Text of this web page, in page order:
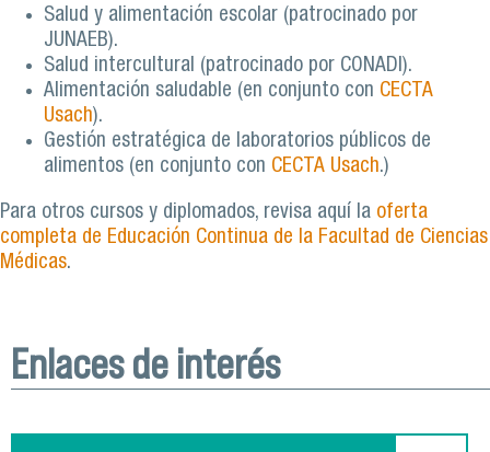
Salud y alimentación escolar (patrocinado por
JUNAEB).
Salud intercultural (patrocinado por CONADI).
Alimentación saludable (en conjunto con CECTA
Usach).
Gestión estratégica de laboratorios públicos de
alimentos (en conjunto con CECTA Usach.)
Para otros cursos y diplomados, revisa aquí la oferta
completa de Educación Continua de la Facultad de Ciencias
Médicas.
Enlaces de interés